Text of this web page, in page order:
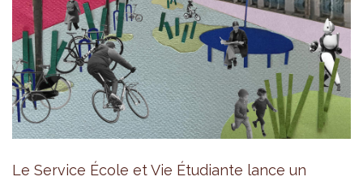
Le Service École et Vie Étudiante lance un